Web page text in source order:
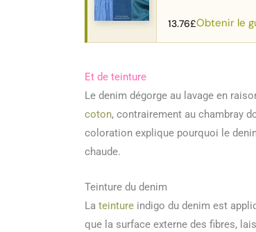
13.76£Obtenir le
Et de teinture
Le denim dégorge au lavage en
coton, contrairement au chambray
coloration explique pourquoi le
chaude.
Teinture du denim
La teinture indigo du denim est
que la surface externe des fibres,